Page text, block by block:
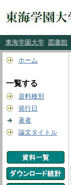
東海学園大学 図書館
ホーム
一覧する
資料種別
発行日
著者
論文タイトル